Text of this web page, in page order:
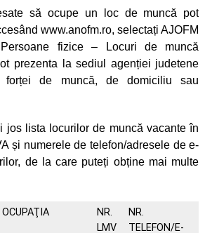
să ocupe un loc de muncă pot
www.anofm.ro, selectați AJOFM
fizice – Locuri de muncă
prezenta la sediul agenției judetene
forței de muncă, de domiciliu sau
jos lista locurilor de muncă vacante în
și numerele de telefon/adresele de e-
de la care puteți obține mai multe
OCUPAŢIA
NR.
LMV
NR.
TELEFON/E-